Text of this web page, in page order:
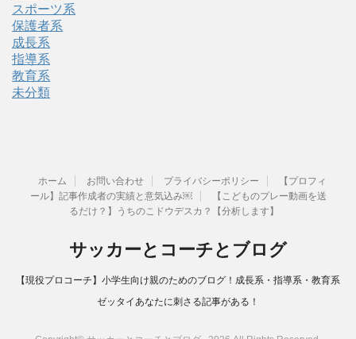
スポーツ系
保護者系
成長系
指導系
教育系
未分類
ホーム お問い合わせ プライバシーポリシー
【プロフィ
ール】記事作成者の実績と意気込み￼
【こどものプレー動画を送
るだけ？】うちのこドウデスカ？【分析します】
サッカーとコーチとブログ
【現役プロコーチ】小学生向け親のためのブログ！成長系・指導系・教育系
ゼッタイあなたに刺さる記事がある！